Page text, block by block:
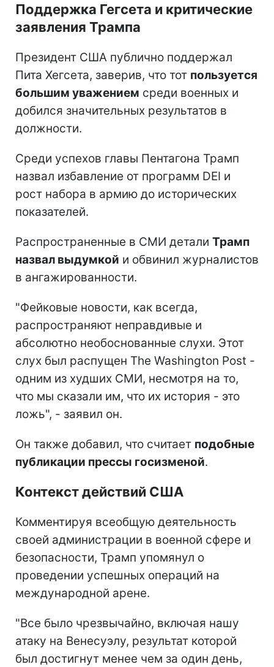
Поддержка Гегсета и критические
заявления Трампа
Президент США публично поддержал
Пита Хегсета, заверив, что тот пользуется
большим уважением среди военных и
добился значительных результатов в
должности.
Среди успехов главы Пентагона Трамп
назвал избавление от программ DEI и
рост набора в армию до исторических
показателей.
Распространенные в СМИ детали Трамп
назвал выдумкой и обвинил журналистов
в ангажированности.
"Фейковые новости, как всегда,
распространяют неправдивые и
абсолютно необоснованные слухи. Этот
слух был распущен The Washington Post -
одним из худших СМИ, несмотря на то,
что мы сказали им, что их история - это
ложь", - заявил он.
Он также добавил, что считает подобные
публикации прессы госизменой.
Контекст действий США
Комментируя всеобщую деятельность
своей администрации в военной сфере и
безопасности, Трамп упомянул о
проведении успешных операций на
международной арене.
"Все было чрезвычайно, включая нашу
атаку на Венесуэлу, результат которой
был достигнут менее чем за один день,